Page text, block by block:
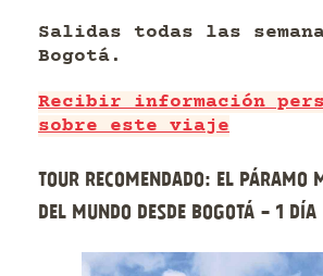
Salidas todas las
Bogotá.
Recibir información
sobre este viaje
Tour recomendado: El páramo
del mundo desde Bogotá - 1 Día